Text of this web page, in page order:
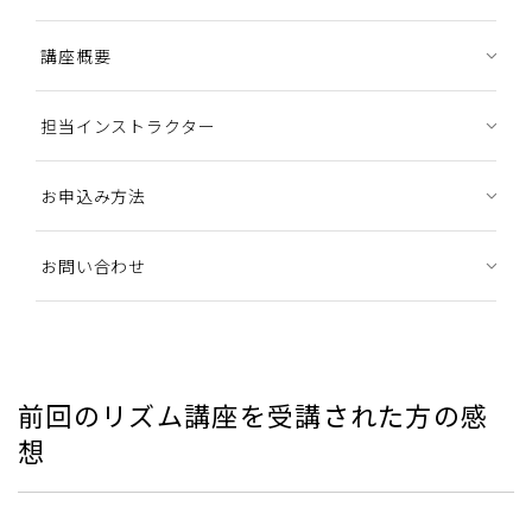
講座概要
担当インストラクター
お申込み方法
お問い合わせ
前回のリズム講座を受講された方の感
想